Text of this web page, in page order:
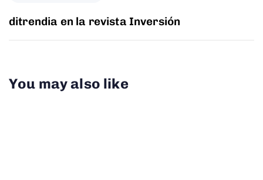
ditrendia en la revista Inversión
You may also like